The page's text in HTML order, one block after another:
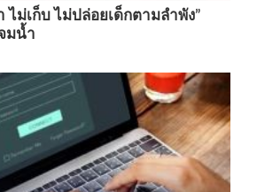
ไม่เก็บ ไม่ปล่อยเด็กตามลำพัง”
มน้ำ